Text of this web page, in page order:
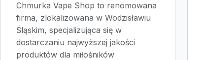
Chmurka Vape Shop to renomowana
firma, zlokalizowana w Wodzisławiu
Śląskim, specjalizująca się w
dostarczaniu najwyższej jakości
produktów dla miłośników